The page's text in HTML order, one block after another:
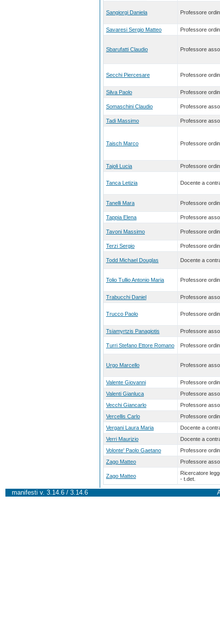
Sangiorgi Daniela Professore
Savaresi Sergio Matteo Professore
Sbarufatti Claudio Professore
Secchi Piercesare Professore
Silva Paolo Professore
Somaschini Claudio Professore
Tadi Massimo Professore
Taisch Marco Professore
Tajoli Lucia Professore
Tanca Letizia Docente a
Tanelli Mara Professore
Tappia Elena Professore
Tavoni Massimo Professore
Terzi Sergio Professore
Todd Michael Douglas Docente a
Tolio Tullio Antonio Maria Professore
Trabucchi Daniel Professore
Trucco Paolo Professore
Tsiamyrtzis Panagiotis Professore
Turri Stefano Ettore Romano Professore
Urgo Marcello Professore
Valente Giovanni
Professore
Valenti Gianluca
Professore
Vecchi Giancarlo
Professore
Vercellis Carlo
Professore
Vergani Laura Maria
Docente a
Verri Maurizio
Docente a
Volonte' Paolo Gaetano
Professore
Zago Matteo
Professore
Zago Matteo
Ricercatore
- t.det.
manifesti v. 3.14.6 / 3.14.6